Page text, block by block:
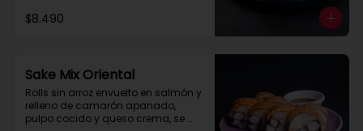
$8.490
Sake Mix Oriental
Rolls sin arroz envuelto en salmón y
relleno de camarón apanado,
pulpo cocido y queso crema, se